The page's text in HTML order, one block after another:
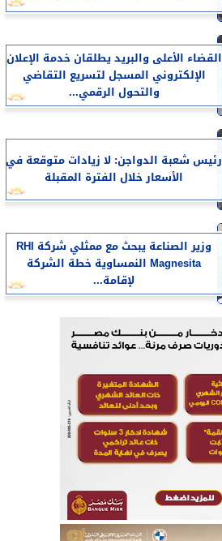
القضاء الأعلى والبريد يطلقان خدمة الإعلان
الإلكتروني المسجل لتسريع التقاضي
والتحول الرقمي...
رئيس شعبة الدواجن: لا زيادات متوقعة في
الأسعار خلال الفترة المقبلة
وزير الصناعة يبحث مع ممثلي شركة RHI
Magnesita النمساوية خطة الشركة
لإقامة...